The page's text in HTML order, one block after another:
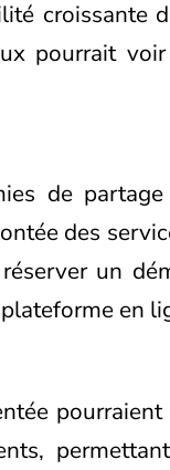
croissante
pourrait
de
des
un
en